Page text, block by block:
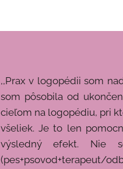
,,Prax v logopédii som
som pôsobila od
cieľom na logopédiu, pri
všeliek. Je to len
výsledný efekt. Nie
(pes+psovod+terapeut/